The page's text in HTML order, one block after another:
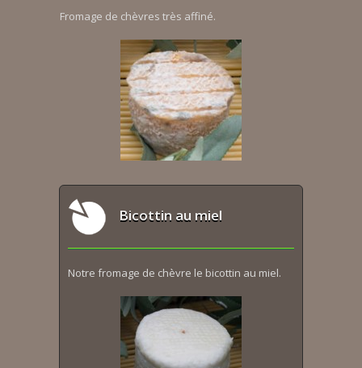
Fromage de chèvres très affiné.
Bicottin au miel
Notre fromage de chèvre le bicottin au miel.